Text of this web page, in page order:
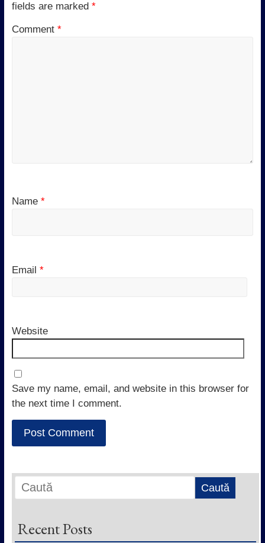
fields are marked *
Comment *
Name *
Email *
Website
Save my name, email, and website in this browser for
the next time I comment.
Recent Posts